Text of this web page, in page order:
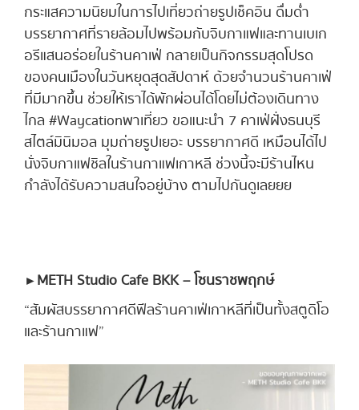
กระแสความนิยมในการไปเที่ยวถ่ายรูปเช็คอิน ดื่มด่ำ
บรรยากาศที่รายล้อมไปพร้อมกับจิบกาแฟและทานเบเก
อรีแสนอร่อยในร้านคาเฟ่ กลายเป็นกิจกรรมสุดโปรด
ของคนเมืองในวันหยุดสุดสัปดาห์ ด้วยจำนวนร้านคาเฟ่
ที่มีมากขึ้น ช่วยให้เราได้พักผ่อนได้โดยไม่ต้องเดินทาง
ไกล #Waycationพาเที่ยว ขอแนะนำ 7 คาเฟ่ฝั่งธนบุรี
สไตล์มินิมอล มุมถ่ายรูปเยอะ บรรยากาศดี เหมือนได้ไป
นั่งจิบกาแฟชิลในร้านกาแฟเกาหลี ช่วงนี้จะมีร้านไหน
กำลังได้รับความสนใจอยู่บ้าง ตามไปกันดูเลยยย
► METH Studio Cafe BKK – โซนราชพฤกษ์
“สัมผัสบรรยากาศดีฟีลร้านคาเฟ่เกาหลีที่เป็นทั้งสตูดิโอ
และร้านกาแฟ”